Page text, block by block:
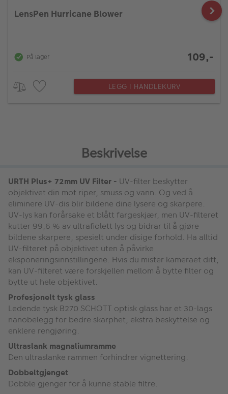
LensPen Hurricane Blower
På lager 109,-
LEGG I HANDLEKURV
Beskrivelse
URTH Plus+ 72mm UV Filter - UV-filter beskytter
objektivet din mot riper, smuss og vann. Og ved å
eliminere UV-dis blir bildene dine lysere og skarpere.
UV-lys kan forårsake et blått fargeskjær, men UV-filteret
kutter 99,6 % av ultrafiolett lys og bidrar til å gjøre
bildene skarpere, spesielt under disige forhold. Ha alltid
UV-filteret på objektivet uten å påvirke
eksponeringsinnstillingene. Hvis du mister kameraet ditt,
kan UV-filteret være forskjellen mellom å bytte filter og
bytte ut hele objektivet.
Profesjonelt tysk glass
Ledende tysk B270 SCHOTT optisk glass har et 30-lags
nanobelegg for bedre skarphet, ekstra beskyttelse og
enklere rengjøring.
Ultraslank magnaliumramme
Den ultraslanke rammen forhindrer vignettering.
Dobbeltgjenget
Dobble gjenger for å kunne stable filtre.